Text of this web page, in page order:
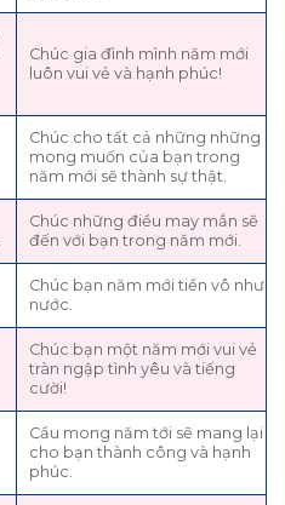
Chúc gia đình mình năm mới
luôn vui vẻ và hạnh phúc!
Chúc cho tất cả những những
mong muốn của bạn trong
năm mới sẽ thành sự thật.
Chúc những điều may mắn sẽ
đến với bạn trong năm mới.
Chúc bạn năm mới tiền vô như
nước.
Chúc bạn một năm mới vui vẻ
tràn ngập tình yêu và tiếng
cười!
Cầu mong năm tới sẽ mang lại
cho bạn thành công và hạnh
phúc.